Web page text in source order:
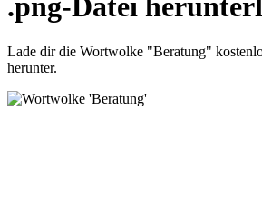
.png-Datei
Lade dir die Wortwolke "Beratung"
herunter.